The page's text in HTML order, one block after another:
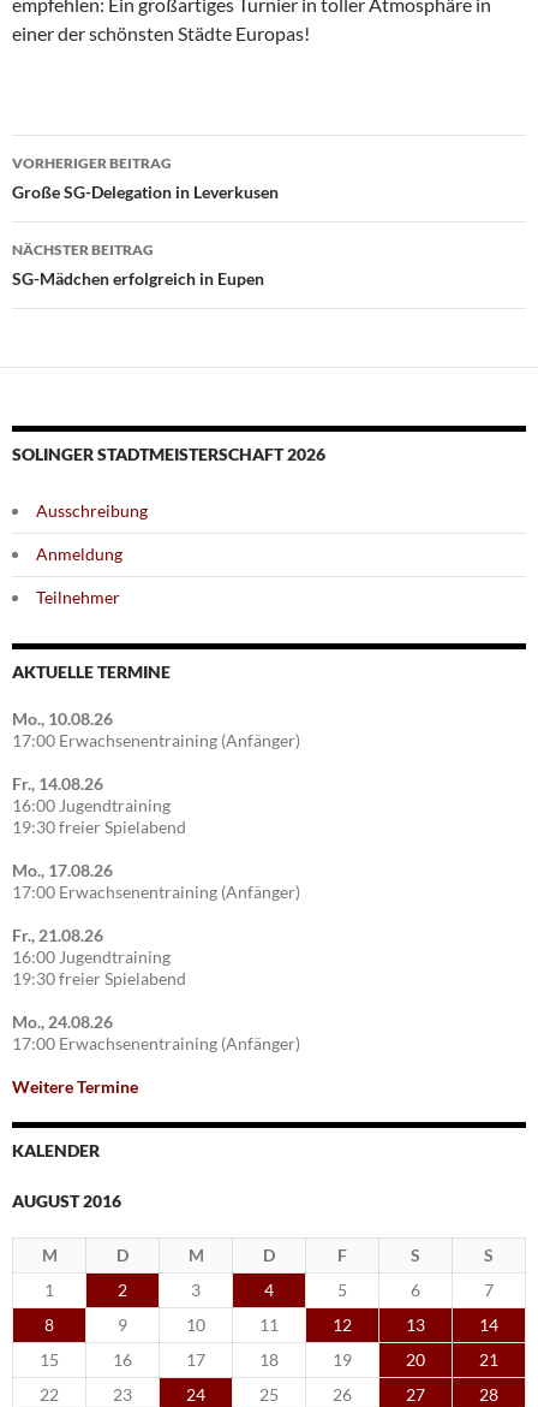
einer der schönsten Städte Europas!
Beitragsnavigation
VORHERIGER BEITRAG
Große SG-Delegation in Leverkusen
NÄCHSTER BEITRAG
SG-Mädchen erfolgreich in Eupen
SOLINGER STADTMEISTERSCHAFT 2026
Ausschreibung
Anmeldung
Teilnehmer
AKTUELLE TERMINE
Mo., 10.08.26
17:00 Erwachsenentraining (Anfänger)
Fr., 14.08.26
16:00 Jugendtraining
19:30 freier Spielabend
Mo., 17.08.26
17:00 Erwachsenentraining (Anfänger)
Fr., 21.08.26
16:00 Jugendtraining
19:30 freier Spielabend
Mo., 24.08.26
17:00 Erwachsenentraining (Anfänger)
Weitere Termine
KALENDER
AUGUST 2016
M D M D F S
S
1
2 3 4 5 6
7
8
9 10 11 12 13
14
15
16 17 18 19 20
21
22
23 24 25 26 27
28